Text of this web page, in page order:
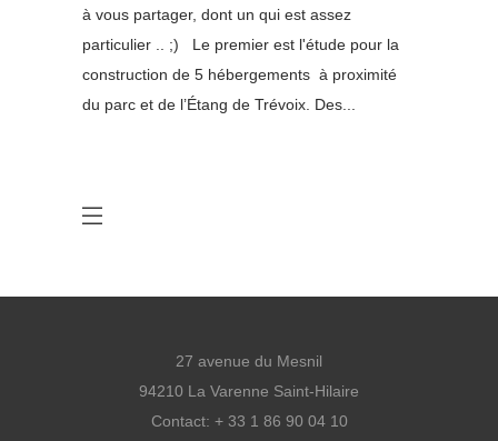
à vous partager, dont un qui est assez
particulier .. ;) Le premier est l'étude pour la
construction de 5 hébergements à proximité
du parc et de l’Étang de Trévoix. Des
27 avenue du Mesnil
94210 La Varenne Saint-Hilaire
Contact: + 33 1 86 90 04 10